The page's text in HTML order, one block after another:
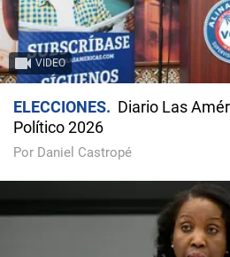
VIDEO
ELECCIONES
Diario Las
Político 2026
Por Daniel Castropé